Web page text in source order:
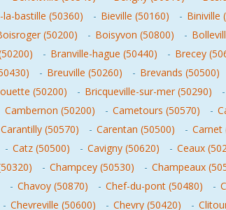
la-bastille (50360)
- Bieville (50160) - Biniville
(50200)
- Boisyvon (50800) -
- Branville-hague (50440) - Brecey
- Breuville (50260) - Brevands (50500)
(50200)
- Bricqueville-sur-mer (50290) -
Cambernon (50200) - Cametours (50570) -
Carantilly (50570)
- Carentan (50500) - Carnet
- Catz (50500) - Cavigny (50620) - Ceaux
- Champcey (50530) - Champeaux
- Chavoy (50870) - Chef-du-pont (50480) -
- Chevreville (50600) - Chevry (50420) -